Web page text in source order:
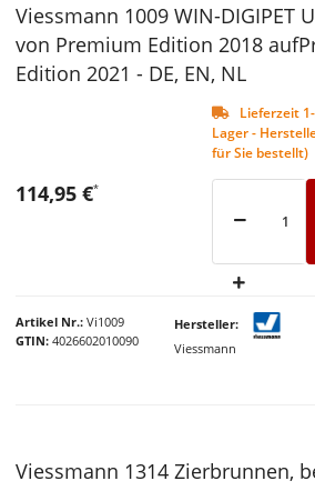
Viessmann 1009 WIN-DIGIPET
von Premium Edition 2018
Edition 2021 - DE, EN, NL
Lieferzeit
Lager -
für Sie bestellt)
Artikel Nr. Vi1009
GTIN 4026602010090
Hersteller
Viessmann
114,95 €*
Viessmann 1314 Zierbrunnen,